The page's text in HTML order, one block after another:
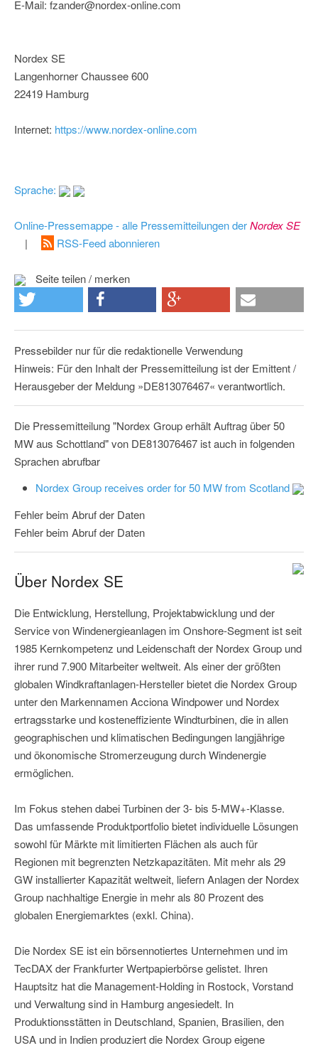
E-Mail: fzander@nordex-online.com
Nordex SE
Langenhorner Chaussee 600
22419 Hamburg
Internet: https://www.nordex-online.com
Sprache:
Online-Pressemappe - alle Pressemitteilungen derNordex SE
|
RSS-Feed abonnieren
Seite teilen / merken
Pressebilder nur für die redaktionelle Verwendung
Hinweis: Für den Inhalt der Pressemitteilung ist der Emittent /
Herausgeber der Meldung »DE813076467« verantwortlich.
Die Pressemitteilung "Nordex Group erhält Auftrag über 50
MW aus Schottland" von DE813076467 ist auch in folgenden
Sprachen abrufbar
Nordex Group receives order for 50 MW from Scotland
Fehler beim Abruf der Daten
Fehler beim Abruf der Daten
Über Nordex SE
Die Entwicklung, Herstellung, Projektabwicklung und der
Service von Windenergieanlagen im Onshore-Segment ist seit
1985 Kernkompetenz und Leidenschaft der Nordex Group und
ihrer rund 7.900 Mitarbeiter weltweit. Als einer der größten
globalen Windkraftanlagen-Hersteller bietet die Nordex Group
unter den Markennamen Acciona Windpower und Nordex
ertragsstarke und kosteneffiziente Windturbinen, die in allen
geographischen und klimatischen Bedingungen langjährige
und ökonomische Stromerzeugung durch Windenergie
ermöglichen.
Im Fokus stehen dabei Turbinen der 3- bis 5-MW+-Klasse.
Das umfassende Produktportfolio bietet individuelle Lösungen
sowohl für Märkte mit limitierten Flächen als auch für
Regionen mit begrenzten Netzkapazitäten. Mit mehr als 29
GW installierter Kapazität weltweit, liefern Anlagen der Nordex
Group nachhaltige Energie in mehr als 80 Prozent des
globalen Energiemarktes (exkl. China).
Die Nordex SE ist ein börsennotiertes Unternehmen und im
TecDAX der Frankfurter Wertpapierbörse gelistet. Ihren
Hauptsitz hat die Management-Holding in Rostock, Vorstand
und Verwaltung sind in Hamburg angesiedelt. In
Produktionsstätten in Deutschland, Spanien, Brasilien, den
USA und in Indien produziert die Nordex Group eigene